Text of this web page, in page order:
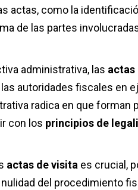
actas, como la
de las partes
administrativa, las actas
autoridades fiscales en
radica en que forman
con los principios de
actas de visita es crucial,
del procedimiento